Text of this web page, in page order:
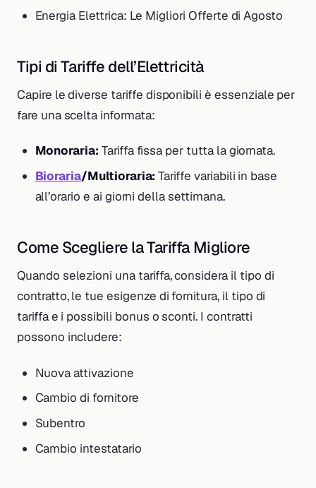
Energia Elettrica: Le Migliori Offerte di Agosto
Tipi di Tariffe dell’Elettricità
Capire le diverse tariffe disponibili è essenziale per
fare una scelta informata:
Monoraria: Tariffa fissa per tutta la giornata.
Bioraria/Multioraria: Tariffe variabili in base
all’orario e ai giorni della settimana.
Come Scegliere la Tariffa Migliore
Quando selezioni una tariffa, considera il tipo di
contratto, le tue esigenze di fornitura, il tipo di
tariffa e i possibili bonus o sconti. I contratti
possono includere:
Nuova attivazione
Cambio di fornitore
Subentro
Cambio intestatario